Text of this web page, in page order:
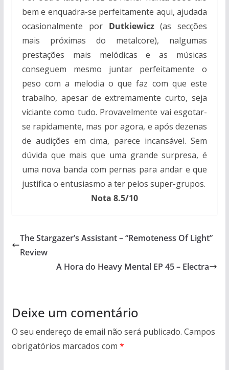
bem e enquadra-se perfeitamente aqui, ajudada
ocasionalmente por Dutkiewicz(as secções
mais próximas do metalcore), nalgumas
prestações mais melódicas e as músicas
conseguem mesmo juntar perfeitamente o
peso com a melodia o que faz com que este
trabalho, apesar de extremamente curto, seja
viciante como tudo. Provavelmente vai esgotar-
se rapidamente, mas por agora, e após dezenas
de audições em cima, parece incansável. Sem
dúvida que mais que uma grande surpresa, é
uma nova banda com pernas para andar e que
justifica o entusiasmo a ter pelos super-grupos.
Nota 8.5/10
The Stargazer’s Assistant – “Remoteness Of Light”
Review
A Hora do Heavy Mental EP 45 – Electra
Deixe um comentário
O seu endereço de email não será publicado. Campos
obrigatórios marcados com *